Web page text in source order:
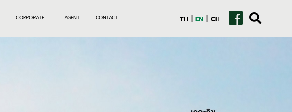
CORPORATE AGENT CONTACT TH | EN | CH